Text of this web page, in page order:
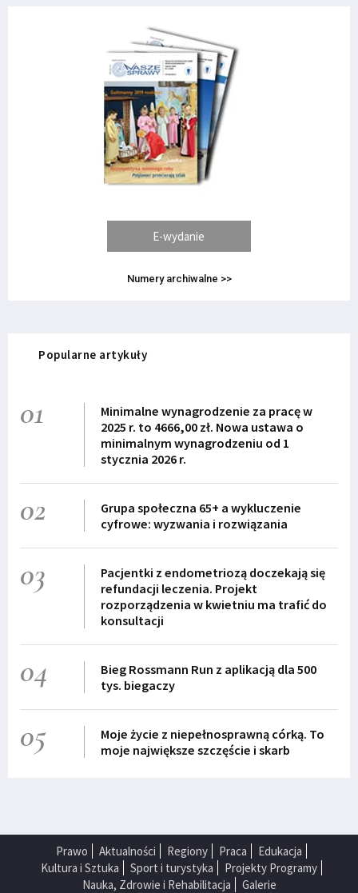
E-wydanie
Numery archiwalne >>
Popularne artykuły
01
Minimalne wynagrodzenie za pracę w
2025 r. to 4666,00 zł. Nowa ustawa o
minimalnym wynagrodzeniu od 1
stycznia 2026 r.
02
Grupa społeczna 65+ a wykluczenie
cyfrowe: wyzwania i rozwiązania
03
Pacjentki z endometriozą doczekają się
refundacji leczenia. Projekt
rozporządzenia w kwietniu ma trafić do
konsultacji
04
Bieg Rossmann Run z aplikacją dla 500
tys. biegaczy
05
Moje życie z niepełnosprawną córką. To
moje największe szczęście i skarb
Prawo Aktualności Regiony Praca
Edukacja
Kultura i Sztuka
Sport i turystyka
Projekty Programy
Nauka, Zdrowie i Rehabilitacja
Galerie